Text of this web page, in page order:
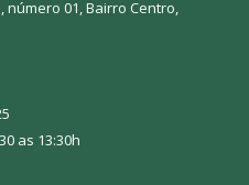
número 01, Bairro Centro,
as 13:30h